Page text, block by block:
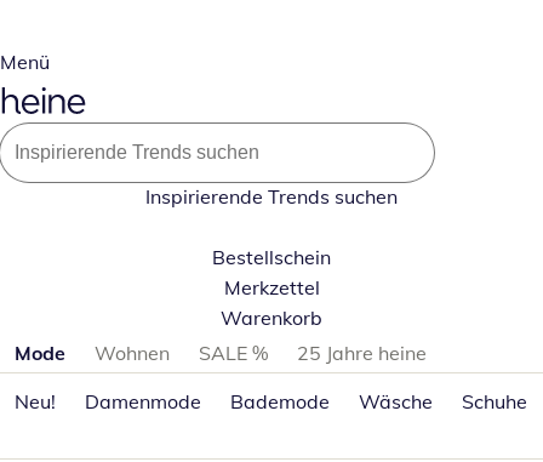
Menü
Inspirierende Trends suchen
Bestellschein
Merkzettel
Warenkorb
Produktkategorien überspringen
Mode Wohnen SALE %
25 Jahre heine
Neu!
Damenmode Bademode Wäsche Schuhe